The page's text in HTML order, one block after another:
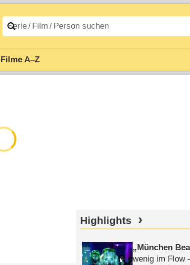
Filme A–Z
Highlights
München
wenig im Flow